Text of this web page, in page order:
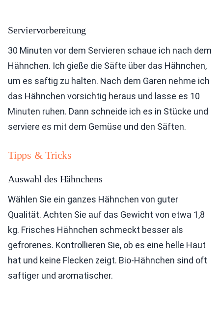
Serviervorbereitung
30 Minuten vor dem Servieren schaue ich nach dem
Hähnchen. Ich gieße die Säfte über das Hähnchen,
um es saftig zu halten. Nach dem Garen nehme ich
das Hähnchen vorsichtig heraus und lasse es 10
Minuten ruhen. Dann schneide ich es in Stücke und
serviere es mit dem Gemüse und den Säften.
Tipps & Tricks
Auswahl des Hähnchens
Wählen Sie ein ganzes Hähnchen von guter
Qualität. Achten Sie auf das Gewicht von etwa 1,8
kg. Frisches Hähnchen schmeckt besser als
gefrorenes. Kontrollieren Sie, ob es eine helle Haut
hat und keine Flecken zeigt. Bio-Hähnchen sind oft
saftiger und aromatischer.